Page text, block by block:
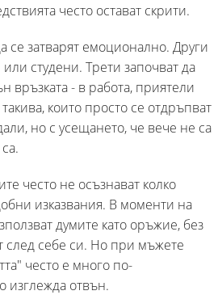
често остават скрити.
се затварят емоционално. Други
студени. Трети започват да
връзката - в работа, приятели
които просто се отдръпват
но с усещането, че вече не са
често не осъзнават колко
изказвания. В моменти на
думите като оръжие, без
след себе си. Но при мъжете
често е много по-
изглежда отвън.